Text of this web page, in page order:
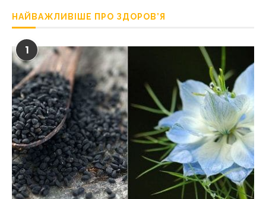
НАЙВАЖЛИВІШЕ ПРО ЗДОРОВ’Я
1